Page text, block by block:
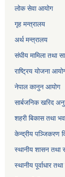
लोक सेवाआयोग
गृह मन्त्रालय
अर्थ मन्त्रालय
संघीय मामिला तथा
राष्ट्रिय योजना
नेपाल कानुन आयोग
सार्बजनिक खरिद
शहरी बिकास तथा
केन्द्रीय पञ्जिकरण
स्थानीय शासन तथा
स्थानीय पूर्वाधार